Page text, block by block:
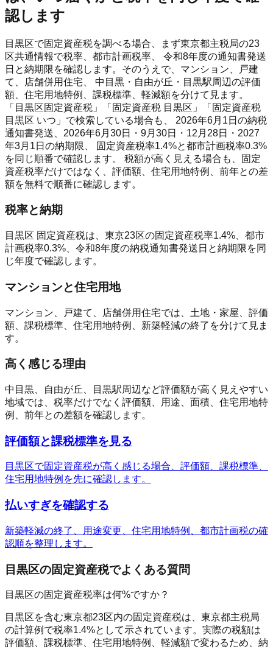
認します
目黒区で固定資産税を調べる場合、まず東京都主税局の23
区共通情報で税率、都市計画税率、 令和8年度の通知書発送
日と納期限を確認します。そのうえで、マンション、戸建
て、店舗併用住宅、 中目黒・自由が丘・目黒駅周辺の評価
額、住宅用地特例、課税標準、軽減額を分けて見ます。
「目黒区固定資産税」「固定資産税 目黒区」「固定資産税
目黒区 いつ」で検索している場合も、 2026年6月1日の納税
通知書発送、2026年6月30日・9月30日・12月28日・2027
年3月1日の納期限、 固定資産税率1.4%と都市計画税率0.3%
を同じ順番で確認します。 税額が高く見える場合も、固定
資産税率だけではなく、評価額、住宅用地特例、前年との差
額を無料で順番に確認します。
税率と納期
目黒区 固定資産税は、東京23区の固定資産税率1.4%、都市
計画税率0.3%、令和8年度の納税通知書発送日と納期限を同
じ年度で確認します。
マンションと住宅用地
マンション、戸建て、店舗併用住宅では、土地・家屋、評価
額、課税標準、住宅用地特例、新築軽減の終了を分けて見ま
す。
高く感じる理由
中目黒、自由が丘、目黒駅周辺など評価額が高く見えやすい
地域では、税率だけでなく評価額、用途、面積、住宅用地特
例、前年との差額を確認します。
評価額と課税標準を見る
目黒区で固定資産税が高く感じる場合、評価額、課税標準、
住宅用地特例を先に確認します。
払いすぎを確認する
新築軽減の終了、用途変更、住宅用地特例、都市計画税の確
認順を整理します。
目黒区の固定資産税でよくある質問
目黒区の固定資産税率は何%ですか？
目黒区を含む東京都23区内の固定資産税は、東京都主税局
の計算例で税率1.4%として示されています。実際の税額は
評価額、課税標準、住宅用地特例、軽減額で変わるため、納